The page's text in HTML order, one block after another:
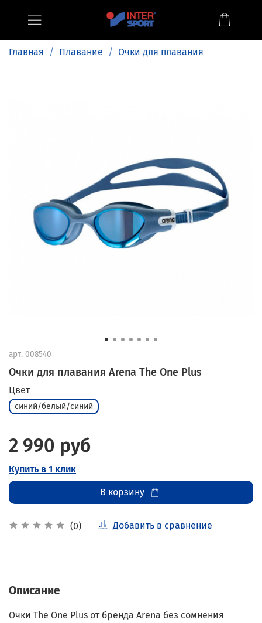
Главная Плавание Очки для плавания
арт. 008540
Очки для плавания Arena The One Plus
(0) Добавить в сравнение
Цвет
синий/белый/синий
2 990 руб
Купить в 1 клик
В корзину
Описание
Очки The One Plus от бренда Arena без сомнения